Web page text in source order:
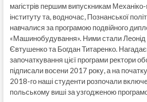
магістрів першим випускникам
інституту та, водночас, Познанської
навчалися за програмою подвійного
«Машинобудування». Ними стали
Євтушенко та Богдан Титаренко.
започаткування цієї програми ректори
підписали восени 2017 року, а на
2018-го наші студенти розпочали
польському виші за узгодженою